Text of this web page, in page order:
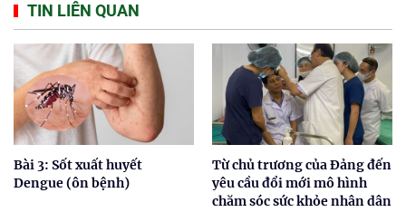
TIN LIÊN QUAN
Bài 3: Sốt xuất huyết
Dengue (ôn bệnh)
Từ chủ trương của Đảng đến
yêu cầu đổi mới mô hình
chăm sóc sức khỏe nhân dân